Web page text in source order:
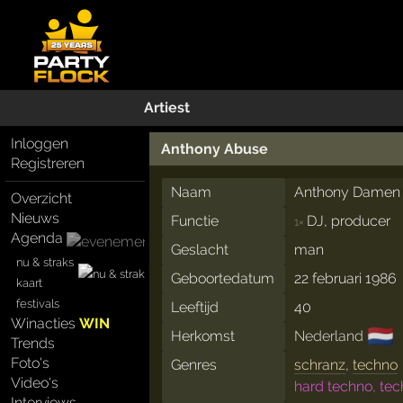
Artiest
Inloggen
Registreren
Overzicht
Nieuws
Agenda
nu & straks
kaart
festivals
WinactiesWIN
Trends
Foto's
Video's
Anthony Abuse
Naam
Anthony Damen
Functie
1× DJ, producer
Geslacht
man
Geboortedatum
22 februari 1986
Leeftijd
40
Herkomst
Nederland 🇳🇱
Genres schranz,techno
hard techno,